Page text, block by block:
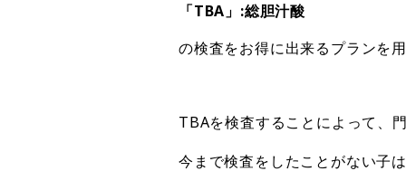
「TBA」:総胆汁酸
の検査をお得に出来るプランを
TBAを検査することによって、
今まで検査をしたことがない子